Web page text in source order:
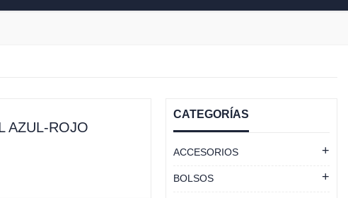
AZUL-ROJO
CATEGORÍAS
ACCESORIOS
BOLSOS